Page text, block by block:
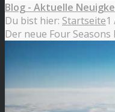
Blog - Aktuelle
Du bist hier: Startseite1
Der neue Four